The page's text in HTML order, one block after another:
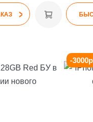
составляла17,990
>
-